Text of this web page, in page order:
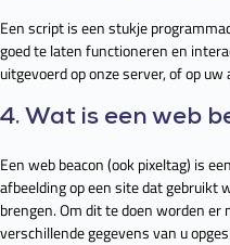
Een script is een stukje
goed te laten functioneren en
uitgevoerd op onze server, of op uw
4. Wat is een web
Een web beacon (ook pixeltag) is
afbeelding op een site dat gebruikt
brengen. Om dit te doen worden er
verschillende gegevens van u